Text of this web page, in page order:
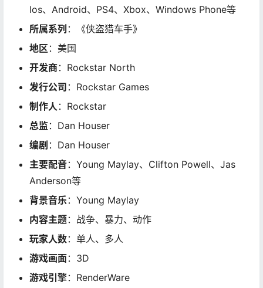
Ios、Android、PS4、Xbox、Windows Phone等
所属系列 ：《侠盗猎车手》
地区 ：美国
开发商：Rockstar North
发行公司 ：Rockstar Games
制作人 ：Rockstar
总监：Dan Houser
编剧 ：Dan Houser
主要配音：Young Maylay、Clifton Powell、Jas
Anderson等
背景音乐 ：Young Maylay
内容主题：战争、暴力、动作
玩家人数：单人、多人
游戏画面：3D
游戏引擎：RenderWare